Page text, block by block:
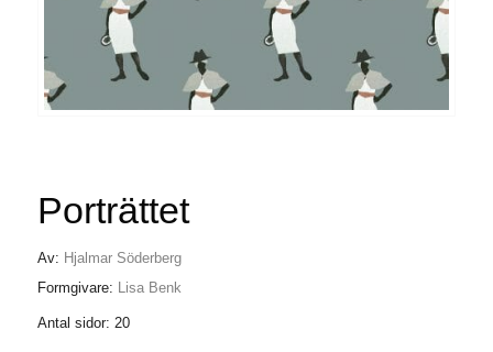
Porträttet
Av: Hjalmar Söderberg
Formgivare: Lisa Benk
Antal sidor: 20